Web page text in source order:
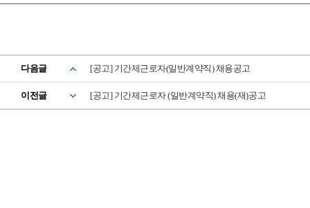
다음글 [공고] 기간제근로자(일반계약직) 채용공고
이전글 [공고] 기간제근로자 (일반계약직) 채용(재)공고